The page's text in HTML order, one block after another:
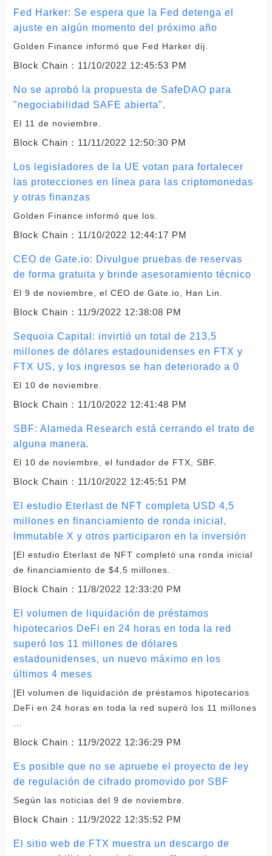
Fed Harker: Se espera que la Fed detenga el
ajuste en algún momento del próximo año
Golden Finance informó que Fed Harker dij.
Block Chain： 11/10/2022 12:45:53 PM
No se aprobó la propuesta de SafeDAO para
"negociabilidad SAFE abierta".
El 11 de noviembre.
Block Chain： 11/11/2022 12:50:30 PM
Los legisladores de la UE votan para fortalecer
las protecciones en línea para las criptomonedas
y otras finanzas
Golden Finance informó que los.
Block Chain： 11/10/2022 12:44:17 PM
CEO de Gate.io: Divulgue pruebas de reservas
de forma gratuita y brinde asesoramiento técnico
El 9 de noviembre, el CEO de Gate.io, Han Lin.
Block Chain： 11/9/2022 12:38:08 PM
Sequoia Capital: invirtió un total de 213,5
millones de dólares estadounidenses en FTX y
FTX US, y los ingresos se han deteriorado a 0
El 10 de noviembre.
Block Chain： 11/10/2022 12:41:48 PM
SBF: Alameda Research está cerrando el trato de
alguna manera.
El 10 de noviembre, el fundador de FTX, SBF.
Block Chain： 11/10/2022 12:45:51 PM
El estudio Eterlast de NFT completa USD 4,5
millones en financiamiento de ronda inicial,
Immutable X y otros participaron en la inversión
[El estudio Eterlast de NFT completó una ronda inicial
de financiamiento de $4,5 millones.
Block Chain： 11/8/2022 12:33:20 PM
El volumen de liquidación de préstamos
hipotecarios DeFi en 24 horas en toda la red
superó los 11 millones de dólares
estadounidenses, un nuevo máximo en los
últimos 4 meses
[El volumen de liquidación de préstamos hipotecarios
DeFi en 24 horas en toda la red superó los 11 millones
Block Chain： 11/9/2022 12:36:29 PM
Es posible que no se apruebe el proyecto de ley
de regulación de cifrado promovido por SBF
Según las noticias del 9 de noviembre.
Block Chain： 11/9/2022 12:35:52 PM
El sitio web de FTX muestra un descargo de